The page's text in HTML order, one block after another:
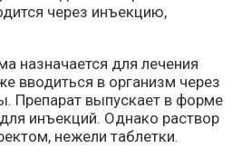
через инъекцию,
назначается для лечения
вводиться в организм через
Препарат выпускает в форме
инъекций. Однако раствор
нежели таблетки.